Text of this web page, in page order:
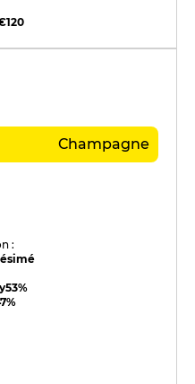
Champagne
:
53%